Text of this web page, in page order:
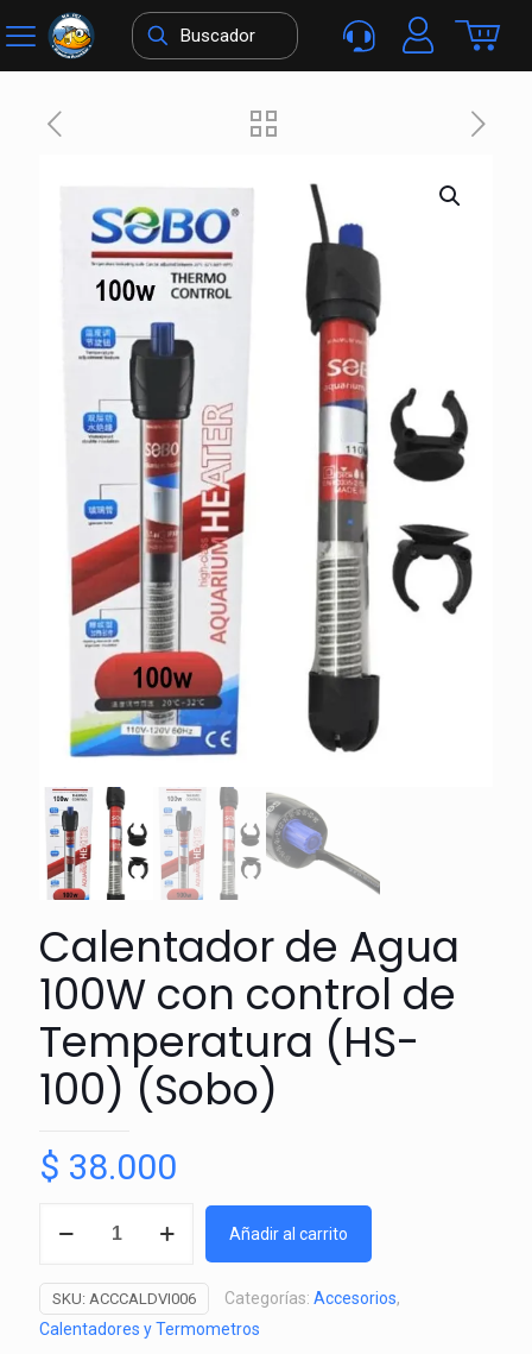
Calentador de Agua
100W con control de
Temperatura (HS-
100) ⁠(Sobo)
$ 38.000
100W
con
Añadir al carrito
SKU: ACCCALDVI006 Categorías: Accesorios,
Calentadores y Termometros